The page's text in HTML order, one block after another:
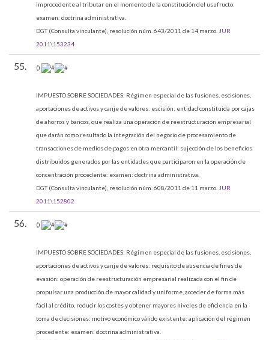
improcedente al tributar en el momento de la constitución del usufructo:
examen: doctrina administrativa.
DGT (Consulta vinculante), resolución núm. 643/2011 de 14 marzo. JUR
2011\153234
55. ()
IMPUESTO SOBRE SOCIEDADES: Régimen especial de las fusiones, escisiones,
aportaciones de activos y canje de valores: escisión: entidad constituida por cajas
de ahorros y bancos, que realiza una operación de reestructuración empresarial
que darán como resultado la integración del negocio de procesamiento de
transacciones de medios de pagos en otra mercantil: sujección de los beneficios
distribuidos generados por las entidades que participaron en la operación de
concentración procedente: examen: doctrina administrativa.
DGT (Consulta vinculante), resolución núm. 608/2011 de 11 marzo. JUR
2011\152802
56. ()
IMPUESTO SOBRE SOCIEDADES: Régimen especial de las fusiones, escisiones,
aportaciones de activos y canje de valores: requisito de ausencia de fines de
evasión: operación de reestructuración empresarial realizada con el fin de
propulsar una producción de mayor calidad y uniforme, acceder de forma más
fácil al crédito, reducir los costes y obtener mayores niveles de eficiencia en la
toma de decisiones: motivo económico válido existente: aplicación del régimen
procedente: examen: doctrina administrativa.